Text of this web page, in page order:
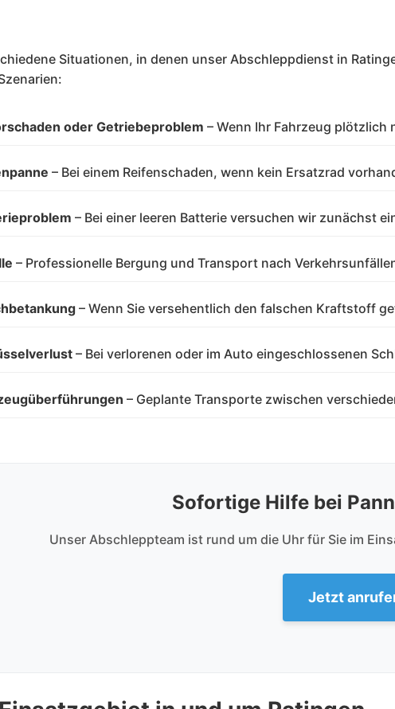
Situationen, in denen unser Abschleppdienst in
oder Getriebeproblem – Wenn Ihr Fahrzeug
– Bei einem Reifenschaden, wenn kein Ersatzrad
– Bei einer leeren Batterie versuchen wir zunächst
– Professionelle Bergung und Transport nach
– Wenn Sie versehentlich den falschen Kraftstoff
– Bei verlorenen oder im Auto eingeschlossenen
– Geplante Transporte zwischen
Sofortige Hilfe bei
Unser Abschleppteam ist rund um die Uhr für Sie im
Jetzt